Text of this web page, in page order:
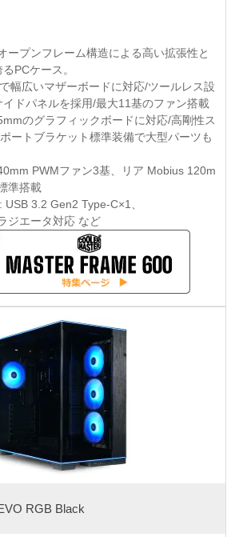
ープンフレーム構造による高い拡張性と
PCケース。
幅広いマザーボードに対応/ツールレス設
ドパネルを採用/最大11基のファン搭載
のグラフィックボードに対応/高剛性ス
ートブラケット標準装備で大型パーツも
PWMファン3基、リア Mobius 120m
準搭載
3.2 Gen2 Type-C×1、
ジエータ対応 など
RGB Black